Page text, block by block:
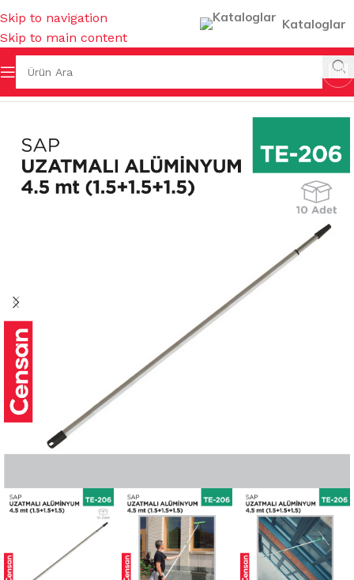
Skip to navigation
Skip to main content
Kataloglar
SAPLAR ( FIRÇA & MOP & UZATMALI ) & SAP ASKILARI